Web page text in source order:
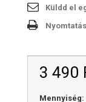
Küldd el
Nyomtatás
3 490
Mennyiség: